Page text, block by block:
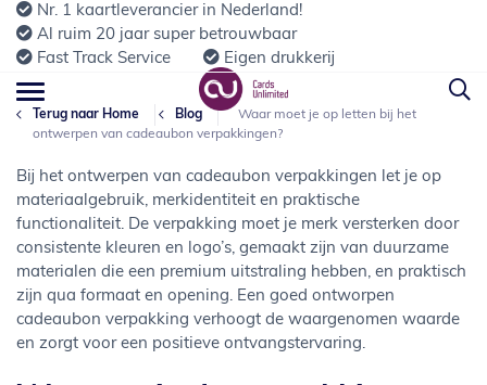
Nr. 1 kaartleverancier in Nederland!
Al ruim 20 jaar super betrouwbaar
Fast Track Service
Eigen drukkerij
Terug naar Home Blog
Waar moet je op letten bij het
ontwerpen van cadeaubon verpakkingen?
Bij het ontwerpen van cadeaubon verpakkingen let je op
materiaalgebruik, merkidentiteit en praktische
functionaliteit. De verpakking moet je merk versterken door
consistente kleuren en logo’s, gemaakt zijn van duurzame
materialen die een premium uitstraling hebben, en praktisch
zijn qua formaat en opening. Een goed ontworpen
cadeaubon verpakking verhoogt de waargenomen waarde
en zorgt voor een positieve ontvangstervaring.